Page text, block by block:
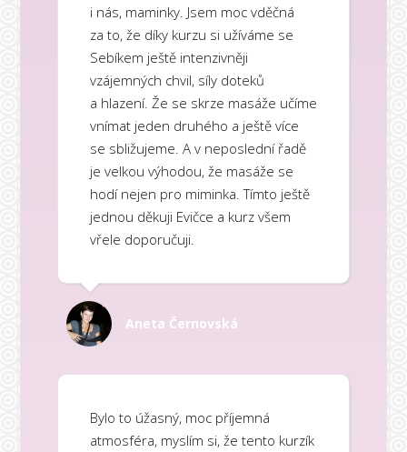
i nás, maminky. Jsem moc vděčná
za to, že díky kurzu si užíváme se
Sebíkem ještě intenzivněji
vzájemných chvil, síly doteků
a hlazení. Že se skrze masáže učíme
vnímat jeden druhého a ještě více
se sbližujeme. A v neposlední řadě
je velkou výhodou, že masáže se
hodí nejen pro miminka. Tímto ještě
jednou děkuji Evičce a kurz všem
vřele doporučuji.
Aneta Černovská
Bylo to úžasný, moc příjemná
atmosféra, myslím si, že tento kurzík